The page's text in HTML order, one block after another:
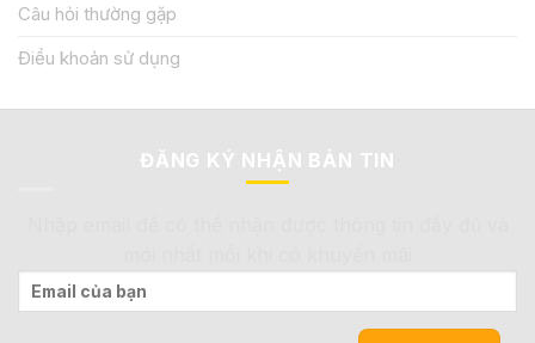
Câu hỏi thường gặp
Điều khoản sử dụng
ĐĂNG KÝ NHẬN BẢN TIN